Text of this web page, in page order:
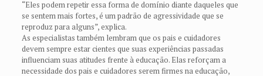
“Eles podem repetir essa forma de domínio diante daqueles que
se sentem mais fortes, é um padrão de agressividade que se
reproduz para alguns”, explica.
As especialistas também lembram que os pais e cuidadores
devem sempre estar cientes que suas experiências passadas
influenciam suas atitudes frente à educação. Elas reforçam a
necessidade dos pais e cuidadores serem firmes na educação,